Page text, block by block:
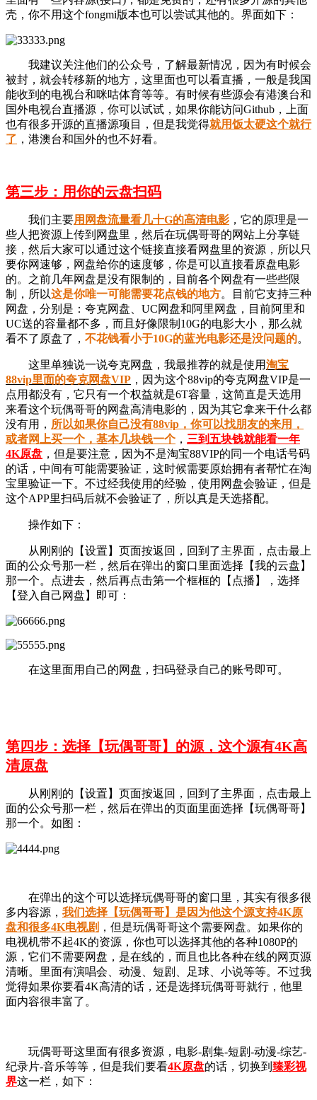
壳，你不用这个fongmi版本也可以尝试其他的。界面如下：
我建议关注他们的公众号，了解最新情况，因为有时候会
被封，就会转移新的地方，这里面也可以看直播，一般是我国
能收到的电视台和咪咕体育等等。有时候有些源会有港澳台和
国外电视台直播源，你可以试试，如果你能访问Github，上面
也有很多开源的直播源项目，但是我觉得就用饭太硬这个就行
了 ，港澳台和国外的也不好看。
第三步：用你的云盘扫码
我们主要用网盘流量看几十G的高清电影 ，它的原理是一
些人把资源上传到网盘里，然后在玩偶哥哥的网站上分享链
接，然后大家可以通过这个链接直接看网盘里的资源，所以只
要你网速够，网盘给你的速度够，你是可以直接看原盘电影
的。之前几年网盘是没有限制的，目前各个网盘有一些些限
制，所以这是你唯一可能需要花点钱的地方。目前它支持三种
网盘，分别是：夸克网盘、UC网盘和阿里网盘，目前阿里和
UC送的容量都不多，而且好像限制10G的电影大小，那么就
看不了原盘了， 不花钱看小于10G的蓝光电影还是没问题的。
这里单独说一说夸克网盘，我最推荐的就是使用淘宝
88vip里面的夸克网盘VIP ，因为这个88vip的夸克网盘VIP是一
点用都没有，它只有一个权益就是6T容量，这简直是天选用
来看这个玩偶哥哥的网盘高清电影的，因为其它拿来干什么都
没有用， 所以如果你自己没有88vip，你可以找朋友的来用，
或者网上买一个，基本几块钱一个 ， 三到五块钱就能看一年
4K原盘 ，但是要注意，因为不是淘宝88VIP的同一个电话号码
的话，中间有可能需要验证，这时候需要原始拥有者帮忙在淘
宝里验证一下。不过经我使用的经验，使用网盘会验证，但是
这个APP里扫码后就不会验证了，所以真是天选搭配。
操作如下：
从刚刚的【设置】页面按返回，回到了主界面，点击最上
面的公众号那一栏，然后在弹出的窗口里面选择【我的云盘】
那一个。点进去，然后再点击第一个框框的【点播】，选择
【登入自己网盘】即可：
在这里面用自己的网盘，扫码登录自己的账号即可。
第四步：选择【玩偶哥哥】的源，这个源有4K高
清原盘
从刚刚的【设置】页面按返回，回到了主界面，点击最上
面的公众号那一栏，然后在弹出的页面里面选择【玩偶哥哥】
那一个。如图：
在弹出的这个可以选择玩偶哥哥的窗口里，其实有很多很
多内容源， 我们选择【玩偶哥哥】是因为他这个源支持4K原
盘和很多4K电视剧 ，但是玩偶哥哥这个需要网盘。如果你的
电视机带不起4K的资源，你也可以选择其他的各种1080P的
源，它们不需要网盘，是在线的，而且也比各种在线的网页源
清晰。里面有演唱会、动漫、短剧、足球、小说等等。不过我
觉得如果你要看4K高清的话，还是选择玩偶哥哥就行，他里
面内容很丰富了。
玩偶哥哥这里面有很多资源，电影-剧集-短剧-动漫-综艺-
纪录片-音乐等等，但是我们要看4K原盘的话，切换到 臻彩视
界这一栏，如下：